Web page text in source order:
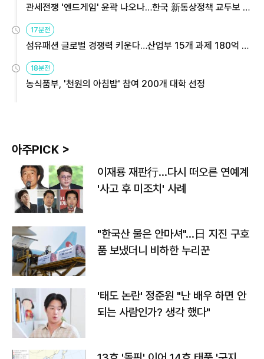
관세전쟁 '엔드게임' 윤곽 나오나…한국 新통상정책 교두보 활
용해야
17분전
섬유패션 글로벌 경쟁력 키운다…산업부 15개 과제 180억 지
원
18분전
농식품부, '천원의 아침밥' 참여 200개 대학 선정
아주PICK >
이재룡 재판行…다시 떠오른 연예계
'사고 후 미조치' 사례
"한국산 물은 안마셔"…日 지진 구호
품 보냈더니 비하한 누리꾼
'태도 논란' 정준원 "난 배우 하면 안
되는 사람인가? 생각 했다"